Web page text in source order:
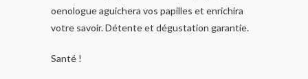
oenologue aguichera vos papilles et enrichira
votre savoir. Détente et dégustation garantie.
Santé !